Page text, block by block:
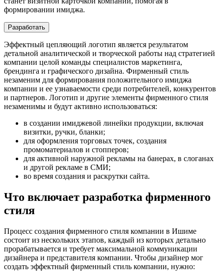
формировании имиджа.
Разработать
Эффектный цепляющий логотип является результатом
детальной аналитической и творческой работы над стратегией
компании целой команды специалистов маркетинга,
брендинга и графического дизайна. Фирменный стиль
незаменим для формирования положительного имиджа
компании и ее узнаваемости среди потребителей, конкурентов
и партнеров. Логотип и другие элементы фирменного стиля
незаменимы и будут активно использоваться:
в создании имиджевой линейки продукции, включая
визитки, ручки, бланки;
для оформления торговых точек, создания
промоматериалов и стопперов;
для активной наружной рекламы на банерах, в слоганах
и другой рекламе в СМИ;
во время создания и раскрутки сайта.
Что включает разработка фирменного
стиля
Процесс создания фирменного стиля компании в Ишиме
состоит из нескольких этапов, каждый из которых детально
прорабатывается и требует максимальной коммуникации
дизайнера и представителя компании. Чтобы дизайнер мог
создать эффектный фирменный стиль компании, нужно: